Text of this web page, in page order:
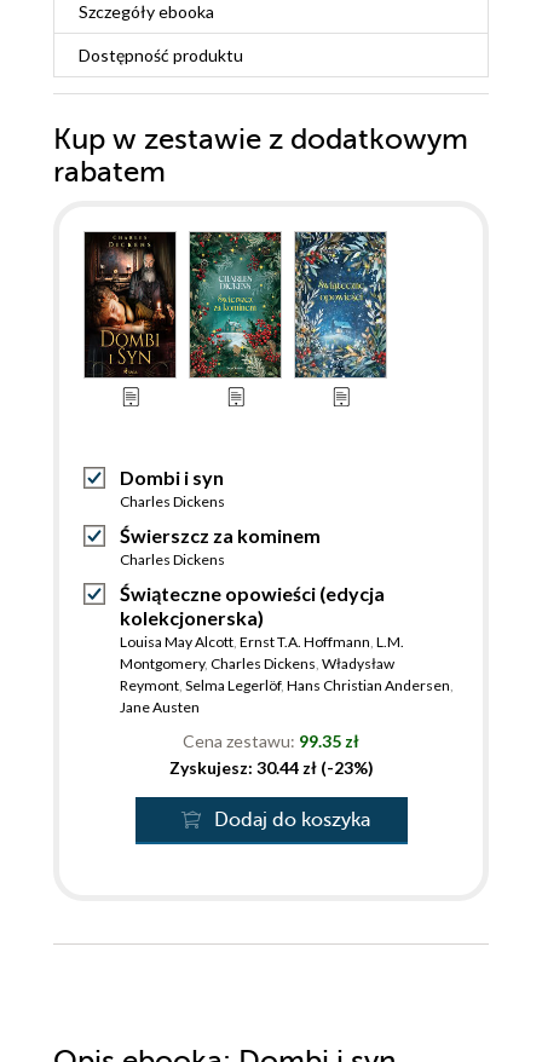
Szczegółyebooka
Dostępność produktu
Kup w zestawie z dodatkowym
rabatem
Dombi i syn
Charles Dickens
Świerszcz za kominem
Charles Dickens
Świąteczne opowieści (edycja
kolekcjonerska)
Louisa May Alcott, Ernst T.A. Hoffmann, L.M.
Montgomery, Charles Dickens, Władysław
Reymont, Selma Legerlöf, Hans Christian Andersen,
Jane Austen
Cena zestawu: 99.35 zł
Zyskujesz: 30.44 zł (-23%)
Dodaj do koszyka